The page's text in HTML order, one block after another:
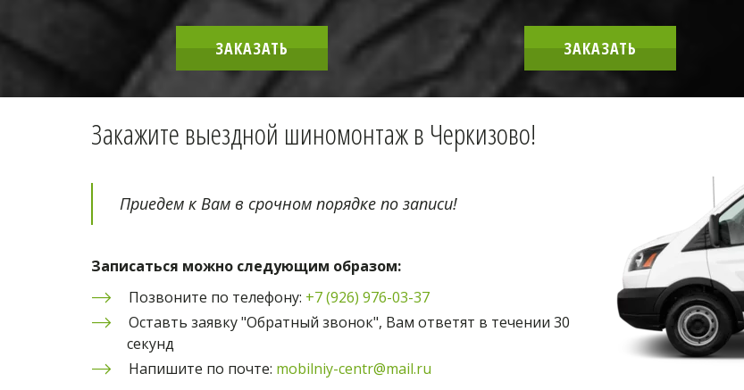
ЗАКАЗАТЬ ЗАКАЗАТЬ
Закажите выездной шиномонтаж в Черкизово!
Приедем к Вам в срочном порядке по записи!
Записаться можно следующим образом:
Позвоните по телефону: +7 (926) 976-03-37
Оставть заявку "Обратный звонок", Вам ответят в течении 30
секунд
Напишите по почте: mobilniy-centr@mail.ru